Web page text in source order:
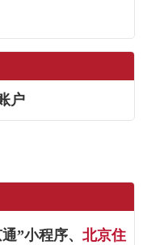
户
”小程序、 北京住